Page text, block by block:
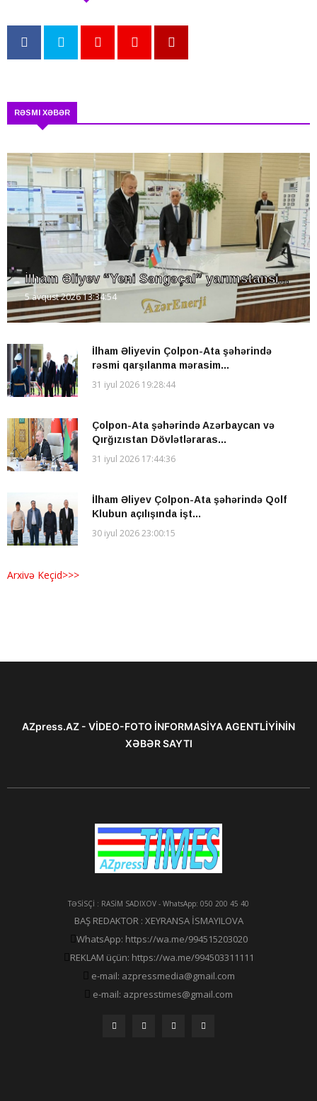
RƏSMI XƏBƏR
İlham Əliyev “Yeni Səngəçal” yarımstansi...
5 avqust 2026 13:34:54
İlham Əliyevin Çolpon-Ata şəhərində
rəsmi qarşılanma mərasim...
31 iyul 2026 19:28:44
Çolpon-Ata şəhərində Azərbaycan və
Qırğızıstan Dövlətləraras...
31 iyul 2026 17:44:36
İlham Əliyev Çolpon-Ata şəhərində Qolf
Klubun açılışında işt...
30 iyul 2026 23:00:15
Arxivə Keçid>>>
AZpress.AZ - VİDEO-FOTO İNFORMASİYA AGENTLİYİNİN
XƏBƏR SAYTI
TƏSİSÇİ : RASİM SADIXOV - WhatsApp: 050 200 45 40
BAŞ REDAKTOR : XEYRANSA İSMAYILOVA
WhatsApp: https://wa.me/994515203020
REKLAM üçün: https://wa.me/994503311111
e-mail: azpressmedia@gmail.com
e-mail: azpresstimes@gmail.com